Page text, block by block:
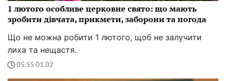
1 лютого особливе церковне свято: що мають
зробити дівчата, прикмети, заборони та погода
Що не можна робити 1 лютого, щоб не залучити
лиха та нещастя.
05:55 01.02